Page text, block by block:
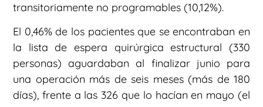
transitoriamente no programables (10,12%).
El 0,46% de los pacientes que se encontraban en
la lista de espera quirúrgica estructural (330
personas) aguardaban al finalizar junio para
una operación más de seis meses (más de 180
días), frente a las 326 que lo hacían en mayo (el